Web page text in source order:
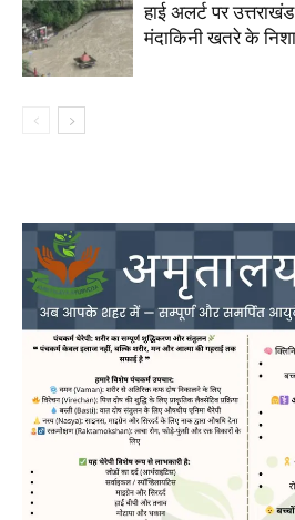
हाई अलर्ट पर
मंदाकिनी खतरे के